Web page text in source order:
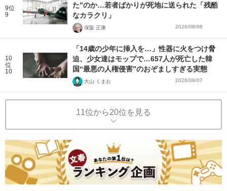
9位
9
た”のか…若者ばかりが死地に送られた「残酷
なカラクリ」
保阪 正康 2026/08/08
10
位
10
「14歳の少年に挿入を…」性器に火をつけ脅
迫、少女達はモップで…657人が死亡した韓
国“最悪の人権侵害”のおぞましすぎる実態
大山 くまお 2026/08/07
11位から20位を見る